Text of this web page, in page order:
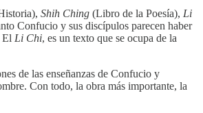
Shih Ching (Libro de la Poesía), Li
Confucio y sus discípulos parecen haber
El Li Chi, es un texto que se ocupa de la
de las enseñanzas de Confucio y
Con todo, la obra más importante, la